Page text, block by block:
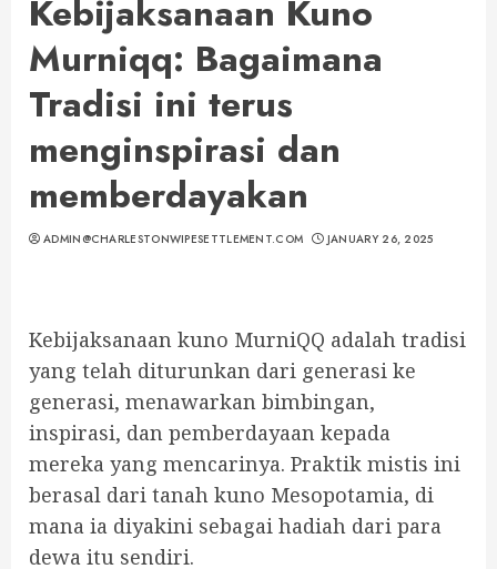
Kebijaksanaan Kuno
Murniqq: Bagaimana
Tradisi ini terus
menginspirasi dan
memberdayakan
ADMIN@CHARLESTONWIPESETTLEMENT.COM JANUARY 26, 2025
Kebijaksanaan kuno MurniQQ adalah tradisi
yang telah diturunkan dari generasi ke
generasi, menawarkan bimbingan,
inspirasi, dan pemberdayaan kepada
mereka yang mencarinya. Praktik mistis ini
berasal dari tanah kuno Mesopotamia, di
mana ia diyakini sebagai hadiah dari para
dewa itu sendiri.